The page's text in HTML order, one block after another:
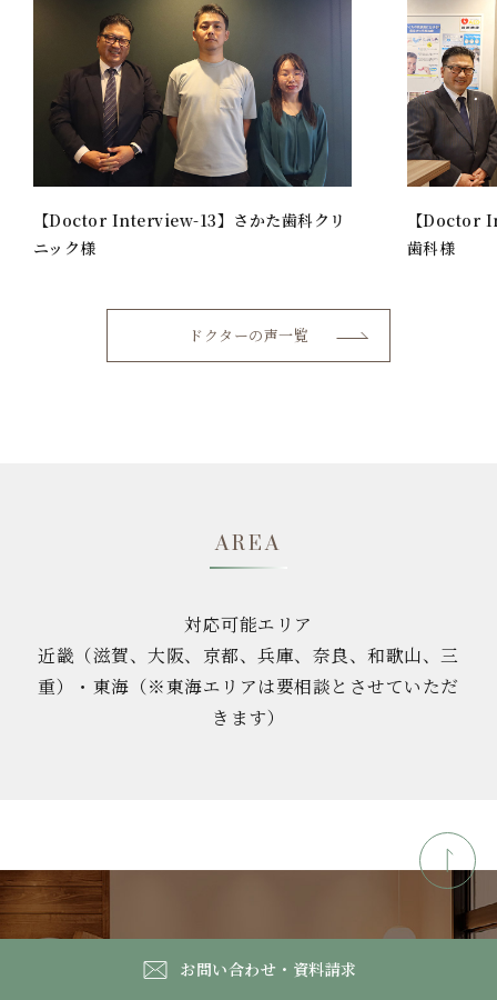
お問い合わせ・資料請求
【Doctor Interview-13】さかた歯科クリ
ニック様
【Doctor
歯科様
ドクターの声一覧
AREA
対応可能エリア
近畿（滋賀、大阪、京都、兵庫、奈良、和歌山、三
重）・東海（※東海エリアは要相談とさせていただ
きます）
CONTACT